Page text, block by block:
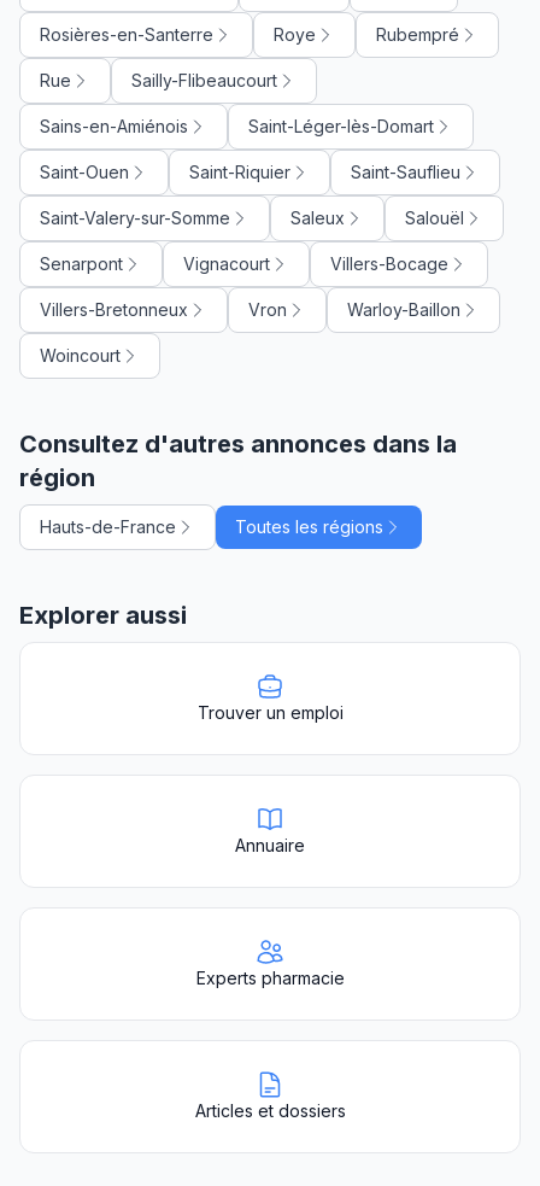
Rosières-en-Santerre Roye Rubempré
Rue Sailly-Flibeaucourt
Sains-en-Amiénois Saint-Léger-lès-Domart
Saint-Ouen Saint-Riquier Saint-Sauflieu
Saint-Valery-sur-Somme Saleux Salouël
Senarpont Vignacourt Villers-Bocage
Villers-Bretonneux Vron Warloy-Baillon
Woincourt
Consultez d'autres annonces dans la
région
Hauts-de-France Toutes les régions
Explorer aussi
Trouver un emploi
Annuaire
Experts pharmacie
Articles et dossiers